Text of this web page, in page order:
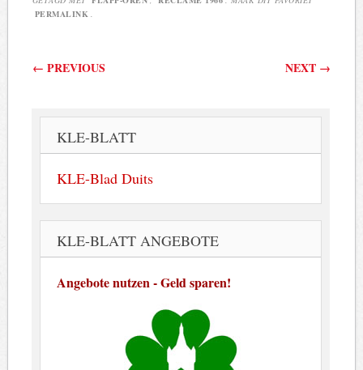
PERMALINK .
Berichtnavigatie
← PREVIOUS NEXT →
KLE-BLATT
KLE-Blad Duits
KLE-BLATT ANGEBOTE
Angebote nutzen - Geld sparen!